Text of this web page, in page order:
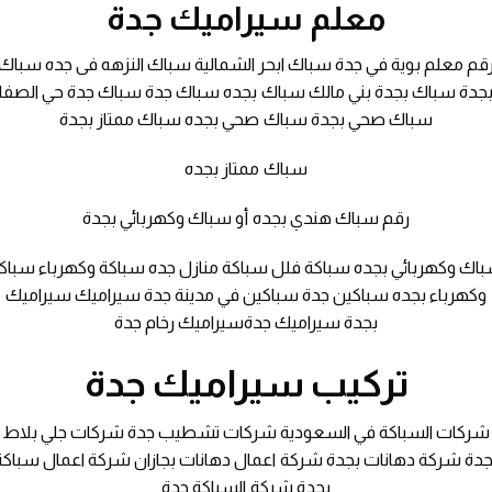
معلم سيراميك جدة
معلم بوية في جدة سباك ابحر الشمالية سباك النزهه فى جده
بجدة سباك بجدة بني مالك سباك بجده سباك جدة سباك جدة حي الصفا
سباك صحي بجدة سباك صحي بجده سباك ممتاز بجدة
سباك ممتاز بجده
رقم سباك هندي بجده أو سباك وكهربائي بجدة
وكهربائي بجده سباكة فلل سباكة منازل جده سباكة وكهرباء
وكهرباء بجده سباكين جدة سباكين في مدينة جدة سيراميك سيراميك
بجدة سيراميك جدةسيراميك رخام جدة
تركيب سيراميك جدة
شركات السباكة في السعودية شركات تشطيب جدة شركات جلي بلاط
شركة دهانات بجدة شركة اعمال دهانات بجازان شركة اعمال
بجدة شركة السباكة جدة